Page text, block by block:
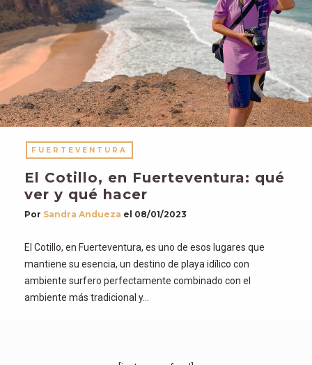
FUERTEVENTURA
El Cotillo, en Fuerteventura: qué
ver y qué hacer
Por Sandra Andueza el 08/01/2023
El Cotillo, en Fuerteventura, es uno de esos lugares que
mantiene su esencia, un destino de playa idílico con
ambiente surfero perfectamente combinado con el
ambiente más tradicional y…